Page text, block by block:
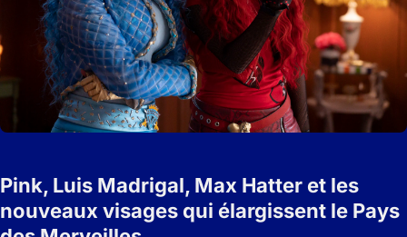
Pink, Luis Madrigal, Max Hatter et les
nouveaux visages qui élargissent le Pays